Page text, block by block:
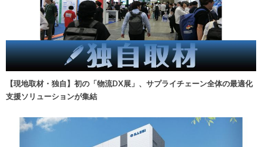
【現地取材・独自】初の「物流DX展」、サプライチェーン全体の最適化
支援ソリューションが集結